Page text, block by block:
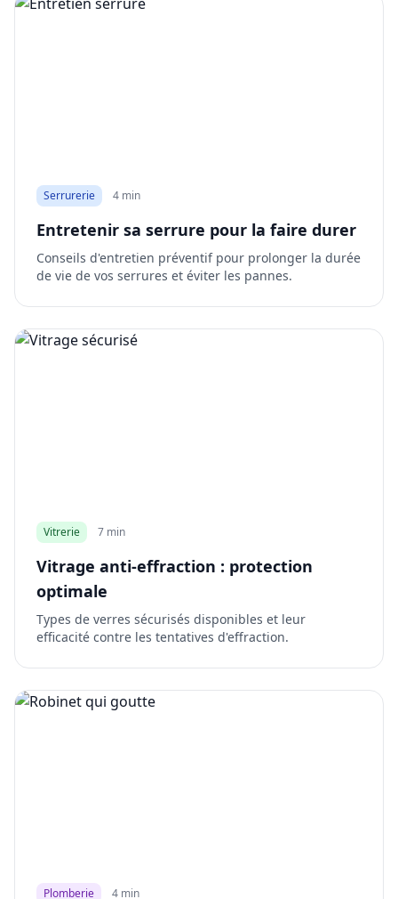
Serrurerie 4 min
Entretenir sa serrure pour la faire durer
Conseils d'entretien préventif pour prolonger la durée
de vie de vos serrures et éviter les pannes.
Vitrerie 7 min
Vitrage anti-effraction : protection
optimale
Types de verres sécurisés disponibles et leur
efficacité contre les tentatives d'effraction.
Plomberie 4 min